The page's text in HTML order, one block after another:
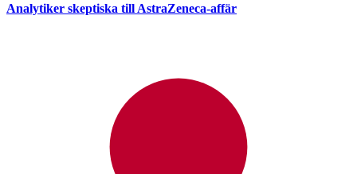
Analytiker skeptiska till AstraZeneca-affär